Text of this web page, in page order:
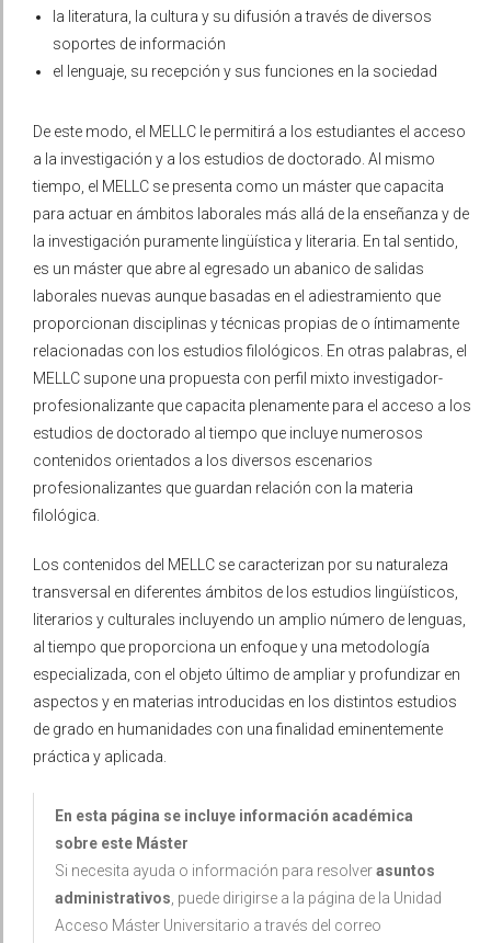
la literatura, la cultura y su difusión a través de diversos
soportes de información
el lenguaje, su recepción y sus funciones en la sociedad
De este modo, el MELLC le permitirá a los estudiantes el acceso
a la investigación y a los estudios de doctorado. Al mismo
tiempo, el MELLC se presenta como un máster que capacita
para actuar en ámbitos laborales más allá de la enseñanza y de
la investigación puramente lingüística y literaria. En tal sentido,
es un máster que abre al egresado un abanico de salidas
laborales nuevas aunque basadas en el adiestramiento que
proporcionan disciplinas y técnicas propias de o íntimamente
relacionadas con los estudios filológicos. En otras palabras, el
MELLC supone una propuesta con perfil mixto investigador-
profesionalizante que capacita plenamente para el acceso a los
estudios de doctorado al tiempo que incluye numerosos
contenidos orientados a los diversos escenarios
profesionalizantes que guardan relación con la materia
filológica.
Los contenidos del MELLC se caracterizan por su naturaleza
transversal en diferentes ámbitos de los estudios lingüísticos,
literarios y culturales incluyendo un amplio número de lenguas,
al tiempo que proporciona un enfoque y una metodología
especializada, con el objeto último de ampliar y profundizar en
aspectos y en materias introducidas en los distintos estudios
de grado en humanidades con una finalidad eminentemente
práctica y aplicada.
En esta página se incluye información académica
sobre este Máster
Si necesita ayuda o información para resolverasuntos
administrativos , puede dirigirse a la página de la Unidad
Acceso Máster Universitario a través del correo